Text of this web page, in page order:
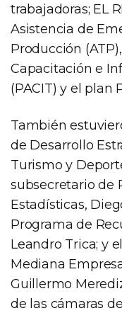
trabajadoras; EL
Asistencia de
Producción
Capacitación e
(PACIT) y el plan
También
de Desarrollo
Turismo y
subsecretario de
Estadísticas,
Programa de
Leandro Trica; y
Mediana
Guillermo
de las cámaras